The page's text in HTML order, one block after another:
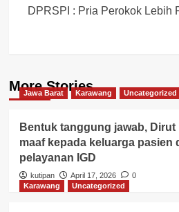
DPRSPI : Pria Perokok Lebih
More Stories
Jawa Barat Karawang Uncategorized
Bentuk tanggung jawab,
maaf kepada keluarga pasien
pelayanan IGD
kutipan April 17, 2026
0
Karawang
Uncategorized